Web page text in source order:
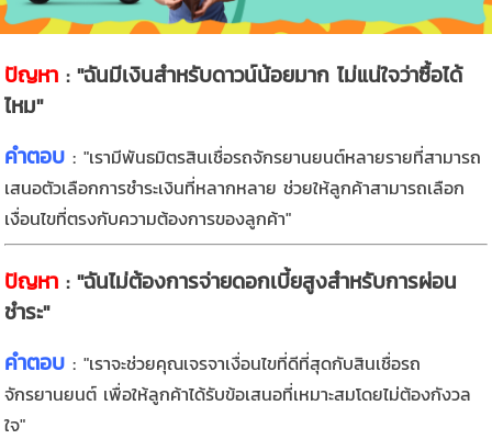
ปัญหา : "ฉันมีเงินสำหรับดาวน์น้อยมาก ไม่แน่ใจว่าซื้อได้
ไหม"
คำตอบ :"เรามีพันธมิตรสินเชื่อรถจักรยานยนต์หลายรายที่สามารถ
เสนอตัวเลือกการชำระเงินที่หลากหลาย ช่วยให้ลูกค้าสามารถเลือก
เงื่อนไขที่ตรงกับความต้องการของลูกค้า"
ปัญหา : "ฉันไม่ต้องการจ่ายดอกเบี้ยสูงสำหรับการผ่อน
ชำระ"
คำตอบ :"เราจะช่วยคุณเจรจาเงื่อนไขที่ดีที่สุดกับสินเชื่อรถ
จักรยานยนต์ เพื่อให้ลูกค้าได้รับข้อเสนอที่เหมาะสมโดยไม่ต้องกังวล
ใจ"